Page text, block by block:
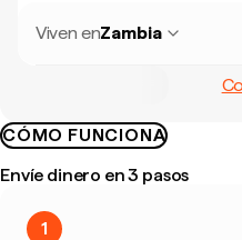
Viven enZambia
CÓMO FUNCIONA
Envíe dinero en 3 pasos
1